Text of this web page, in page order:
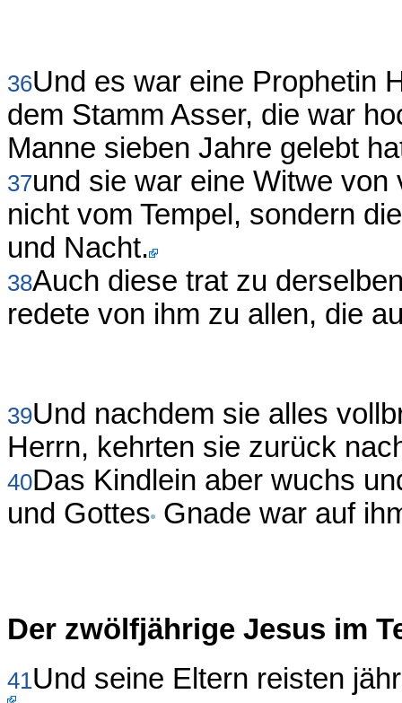
36Und es war eine Prophetin
dem Stamm Asser, die war
Manne sieben Jahre gelebt
37und sie war eine Witwe
nicht vom Tempel, sondern
und Nacht.
38Auch diese trat zu
redete von ihm zu allen, die
39Und nachdem sie alles
Herrn, kehrten sie zurück
40Das Kindlein aber wuchs
und Gottes Gnade war auf
Der zwölfjährige Jesus im
41Und seine Eltern reisten